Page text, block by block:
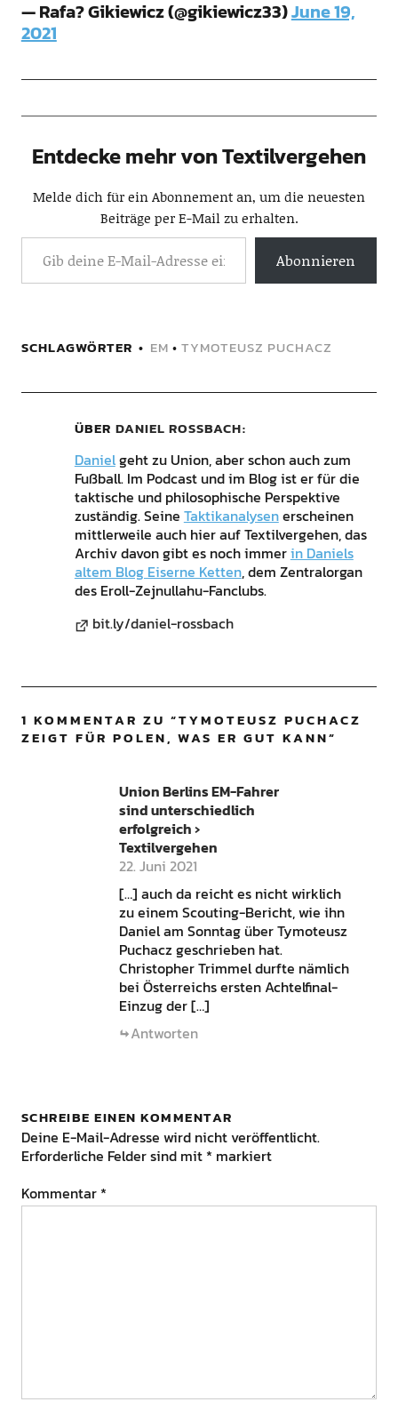
— Rafa? Gikiewicz (@gikiewicz33)June 19,
2021
Entdecke mehr von Textilvergehen
Melde dich für ein Abonnement an, um die neuesten
Beiträge per E-Mail zu erhalten.
Abonnieren
SCHLAGWÖRTER EM • TYMOTEUSZ PUCHACZ
ÜBER DANIEL ROSSBACH
Danielgeht zu Union, aber schon auch zum
Fußball. Im Podcast und im Blog ist er für die
taktische und philosophische Perspektive
zuständig. Seine Taktikanalysenerscheinen
mittlerweile auch hier auf Textilvergehen, das
Archiv davon gibt es noch immerin Daniels
altem Blog Eiserne Ketten, dem Zentralorgan
des Eroll-Zejnullahu-Fanclubs.
bit.ly/daniel-rossbach
1 KOMMENTAR ZU “TYMOTEUSZ PUCHACZ
ZEIGT FÜR POLEN, WAS ER GUT KANN”
Union Berlins EM-Fahrer
sind unterschiedlich
erfolgreich ›
Textilvergehen
22. Juni 2021
[…] auch da reicht es nicht wirklich
zu einem Scouting-Bericht, wie ihn
Daniel am Sonntag über Tymoteusz
Puchacz geschrieben hat.
Christopher Trimmel durfte nämlich
bei Österreichs ersten Achtelfinal-
Einzug der […]
Antworten
SCHREIBE EINEN KOMMENTAR
Deine E-Mail-Adresse wird nicht veröffentlicht.
Erforderliche Felder sind mit * markiert
Kommentar *